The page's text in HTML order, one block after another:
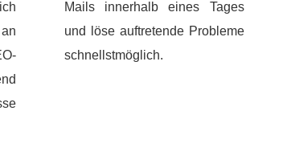
Mails innerhalb eines Tages
und löse auftretende Probleme
schnellstmöglich.